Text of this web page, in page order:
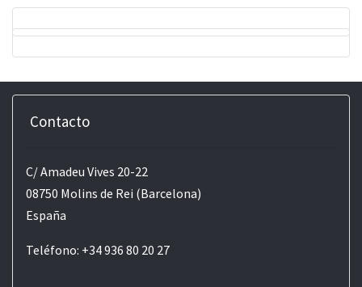
Contacto
C/ Amadeu Vives 20-22
08750 Molins de Rei (Barcelona)
España
Teléfono: +34 936 80 20 27